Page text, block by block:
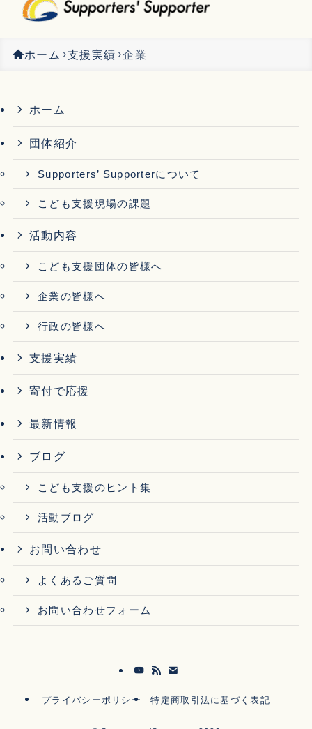
ホーム 支援実績 企業
ホーム
団体紹介
Supporters’ Supporterについて
こども支援現場の課題
活動内容
こども支援団体の皆様へ
企業の皆様へ
行政の皆様へ
支援実績
寄付で応援
最新情報
ブログ
こども支援のヒント集
活動ブログ
お問い合わせ
よくあるご質問
お問い合わせフォーム
プライバシーポリシー 特定商取引法に基づく表記